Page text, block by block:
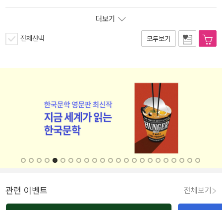
더보기
전체선택 모두보기
관련 이벤트 전체보기